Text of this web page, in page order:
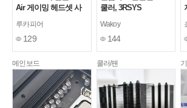
Air 게이밍 헤드셋 사
루카피어
129
쿨러, 3RSYS
봉 LITE (화이트)
Wakoy
144
메인보드 쿨러/팬